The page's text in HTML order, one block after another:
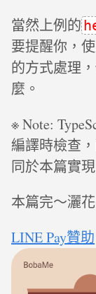
當然上例的
要提醒你，
的方式處理
麼。
※ Note:
編譯時檢查
同於本篇實
本篇完～灑
LINE Pay贊助